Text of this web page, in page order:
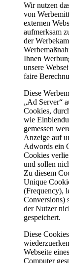
Wir nutzen
von
externen
aufmerksam
der
Ihnen
unsere
faire
Diese
„Ad Server“
Cookies,
wie
gemessen
Anzeige auf
Adwords ein
Cookies
und sollen
Zu diesem
Unique
(Frequency),
Conversions)
der Nutzer
gespeichert.
Diese
Webseite
Computer